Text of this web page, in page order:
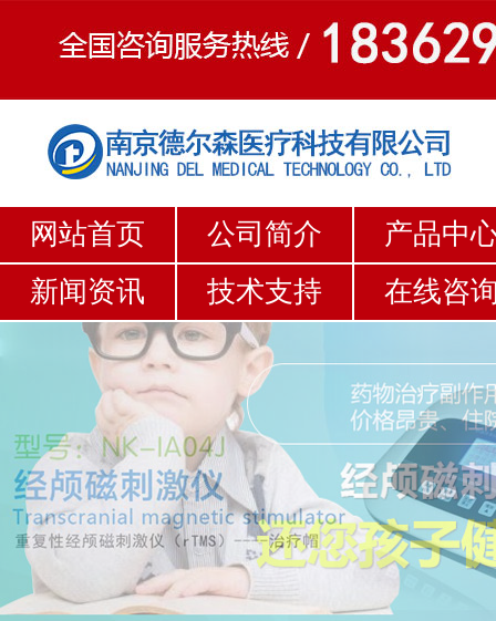
网站首页 公司简介
产品中
新闻资讯
技术支持 在线咨